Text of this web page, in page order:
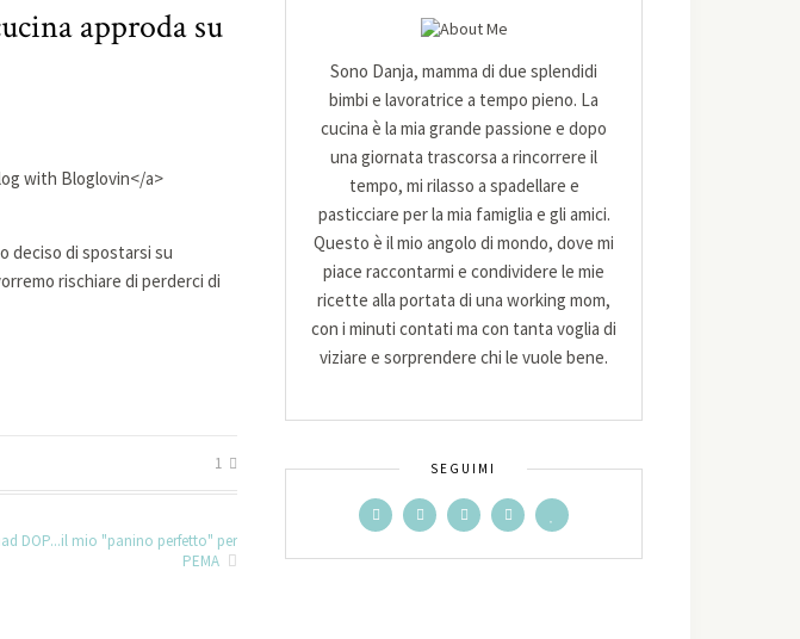
approda su
with Bloglovin</a>
deciso di spostarsi su
rischiare di perderci di
1
DOP...il mio "panino perfetto" per
PEMA
Sono Danja, mamma di due splendidi
bimbi e lavoratrice a tempo pieno. La
cucina è la mia grande passione e dopo
una giornata trascorsa a rincorrere il
tempo, mi rilasso a spadellare e
pasticciare per la mia famiglia e gli amici.
Questo è il mio angolo di mondo, dove mi
piace raccontarmi e condividere le mie
ricette alla portata di una working mom,
con i minuti contati ma con tanta voglia di
viziare e sorprendere chi le vuole bene.
SEGUIMI